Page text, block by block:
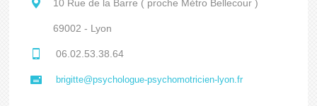
10 Rue de la Barre ( proche Métro Bellecour )
69002 - Lyon
06.02.53.38.64
brigitte@psychologue-psychomotricien-lyon.fr